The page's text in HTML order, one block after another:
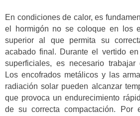
En condiciones de calor, es
el hormigón no se coloque en los
superior al que permita su
acabado final. Durante el vertido
superficiales, es necesario trabajar
Los encofrados metálicos y las
radiación solar pueden alcanzar
que provoca un endurecimiento
de su correcta compactación. Por